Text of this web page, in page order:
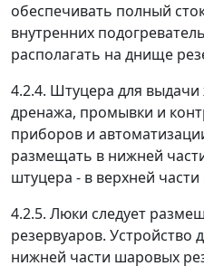
обеспечивать полный
внутренних
располагать на днище
4.2.4. Штуцера для
дренажа, промывки и
приборов и
размещать в нижней
штуцера - в верхней части
4.2.5. Люки следует
резервуаров.
нижней части шаровых